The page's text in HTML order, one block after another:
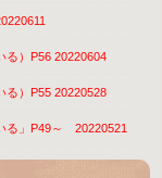
る）P56 20220604
る）P55 20220528
る」P49～ 20220521